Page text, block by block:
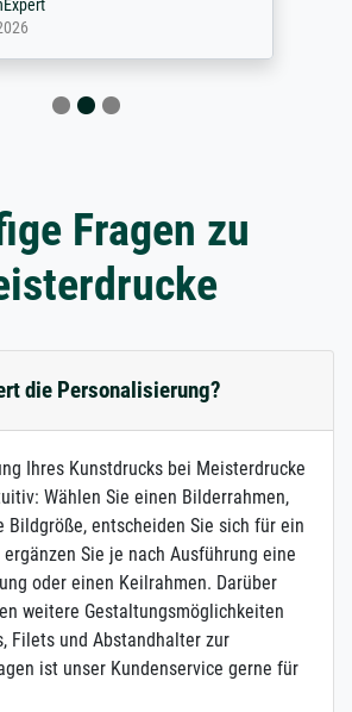
Fragen zu
die Personalisierung?
Ihres Kunstdrucks bei Meisterdrucke
Wählen Sie einen Bilderrahmen,
Bildgröße, entscheiden Sie sich für ein
Sie je nach Ausführung eine
oder einen Keilrahmen. Darüber
weitere Gestaltungsmöglichkeiten
Filets und Abstandhalter zur
ist unser Kundenservice gerne für